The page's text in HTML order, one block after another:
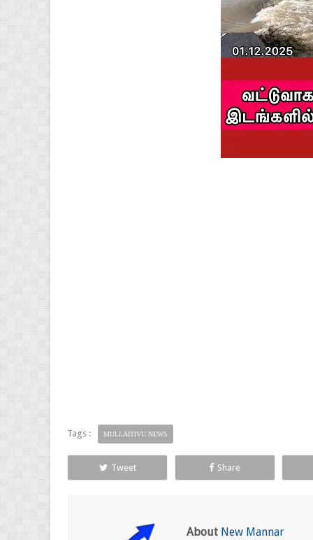
Tags : MULLAITIVU NEWS
Tweet Share
About New Mannar